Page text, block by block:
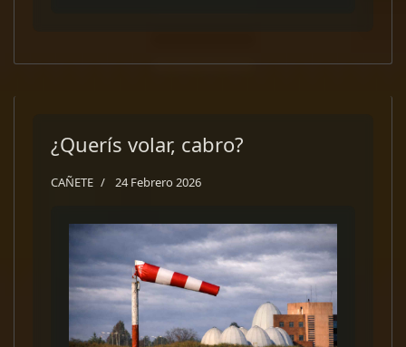
¿Querís volar, cabro?
CAÑETE 24 Febrero 2026